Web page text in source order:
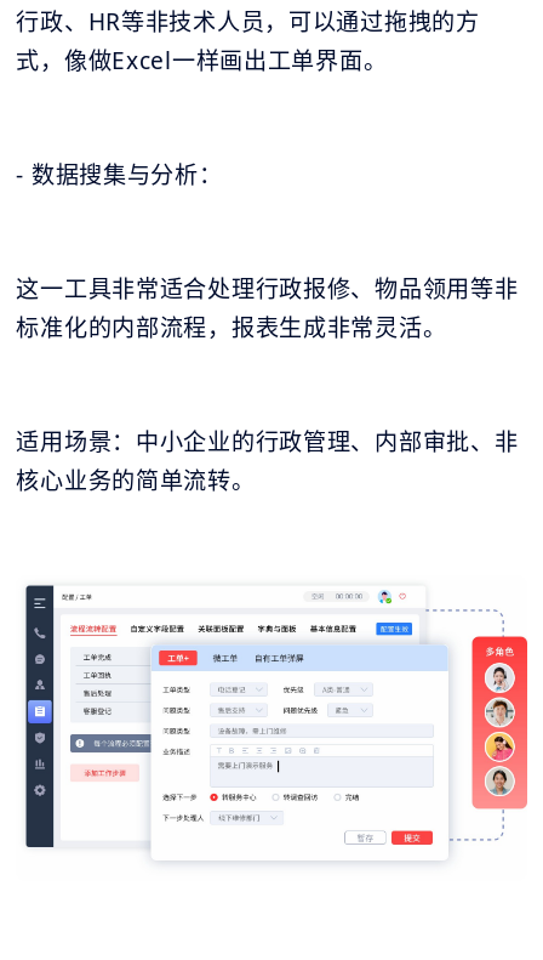
行政、HR等非技术人员，可以通过拖拽的方
式，像做Excel一样画出工单界面。
- 数据搜集与分析：
这一工具非常适合处理行政报修、物品领用等非
标准化的内部流程，报表生成非常灵活。
适用场景：中小企业的行政管理、内部审批、非
核心业务的简单流转。